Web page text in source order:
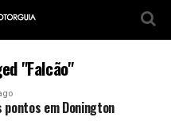
"Falcão"
pontos em Donington